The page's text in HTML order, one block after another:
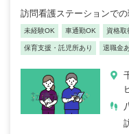
訪問看護ステーションで
未経験OK 車通勤OK 資格取
保育支援・託児所あり 退職金